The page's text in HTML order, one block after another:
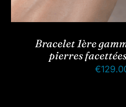
Bracelet 1ère
pierres
€